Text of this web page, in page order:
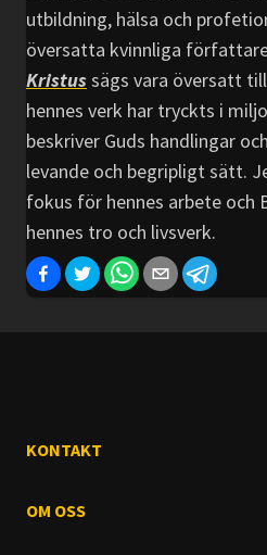
utbildning, hälsa och
översatta kvinnliga
Kristussägs vara översatt
hennes verk har tryckts i
beskriver Guds handlingar
levande och begripligt sätt.
fokus för hennes arbete och
hennes tro och livsverk.
KONTAKT
OM OSS